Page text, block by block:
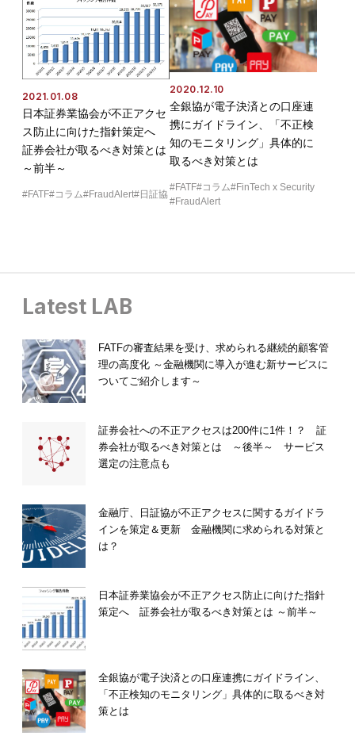
2021.01.08
日本証券業協会が不正アクセ
ス防止に向けた指針策定へ
証券会社が取るべき対策とは
～前半～
FATF コラム FraudAlert 日証協
2020.12.10
全銀協が電子決済との口座連
携にガイドライン、「不正検
知のモニタリング」具体的に
取るべき対策とは
FATF コラム FinTech x Security
FraudAlert
Latest LAB
FATFの審査結果を受け、求められる継続的顧客管
理の高度化 ～金融機関に導入が進む新サービスに
ついてご紹介します～
証券会社への不正アクセスは200件に1件！？ 証
券会社が取るべき対策とは ～後半～ サービス
選定の注意点も
金融庁、日証協が不正アクセスに関するガイドラ
インを策定＆更新 金融機関に求められる対策と
は？
日本証券業協会が不正アクセス防止に向けた指針
策定へ 証券会社が取るべき対策とは ～前半～
全銀協が電子決済との口座連携にガイドライン、
「不正検知のモニタリング」具体的に取るべき対
策とは